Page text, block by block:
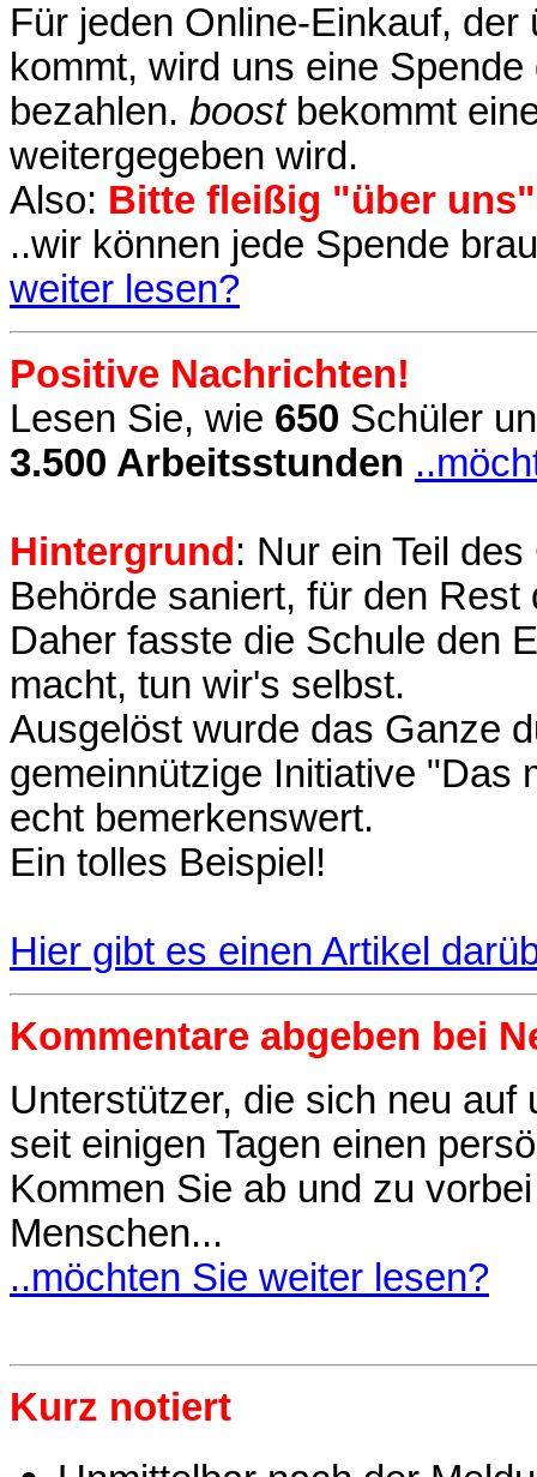
Für jeden Online-Einkauf,
kommt, wird uns eine
bezahlen. boost bekommt
weitergegeben wird.
Also: Bitte fleißig "über
..wir können jede Spende
weiter lesen?
Positive Nachrichten!
Lesen Sie, wie 650 Schüler
3.500 Arbeitsstunden
Hintergrund : Nur ein Teil
Behörde saniert, für den
Daher fasste die Schule den
macht, tun wir's selbst.
Ausgelöst wurde das Ganze
gemeinnützige Initiative "Das
echt bemerkenswert.
Ein tolles Beispiel!
Hier gibt es einen Artikel
Kommentare abgeben bei
Unterstützer, die sich neu
seit einigen Tagen einen
Kommen Sie ab und zu
Menschen...
..möchten Sie weiter lesen?
Kurz notiert